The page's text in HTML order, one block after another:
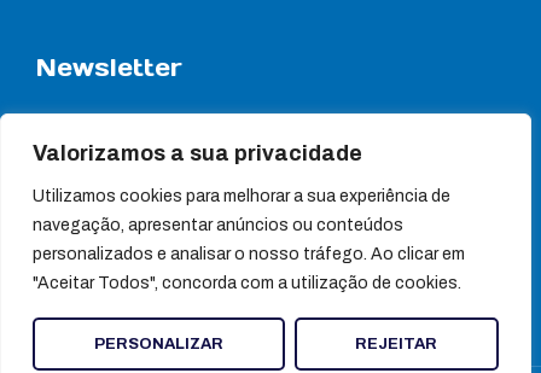
Valorizamos a sua privacidade
Utilizamos cookies para melhorar a sua experiência de
navegação, apresentar anúncios ou conteúdos
personalizados e analisar o nosso tráfego. Ao clicar em
"Aceitar Todos", concorda com a utilização de cookies.
PERSONALIZAR REJEITAR
Newsletter
notícias